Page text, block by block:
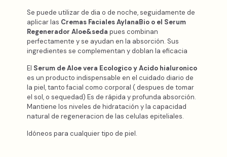
Se puede utilizar de dia o de noche, seguidamente de
aplicar las Cremas Faciales AylanaBio o el Serum
Regenerador Aloe&seda pues combinan
perfectamente y se ayudan en la absorción. Sus
ingredientes se complementan y doblan la eficacia
El Serum de Aloe vera Ecologico y Acido hialuronico
es un producto indispensable en el cuidado diario de
la piel, tanto facial como corporal ( despues de tomar
el sol, o sequedad) Es de rápida y profunda absorción.
Mantiene los niveles de hidratación y la capacidad
natural de regeneracion de las celulas epiteliales.
Idóneos para cualquier tipo de piel.